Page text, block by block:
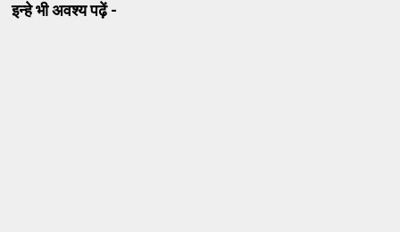
इन्हे भी अवश्य पढ़ें -